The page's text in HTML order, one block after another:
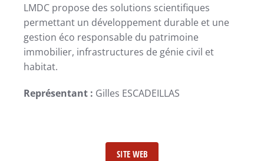
LMDC propose des solutions scientifiques
permettant un développement durable et une
gestion éco responsable du patrimoine
immobilier, infrastructures de génie civil et
habitat.
Représentant : Gilles ESCADEILLAS
SITE WEB